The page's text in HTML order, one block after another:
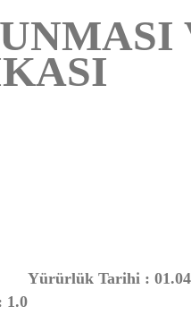
Yürürlük Tarihi :
1.0